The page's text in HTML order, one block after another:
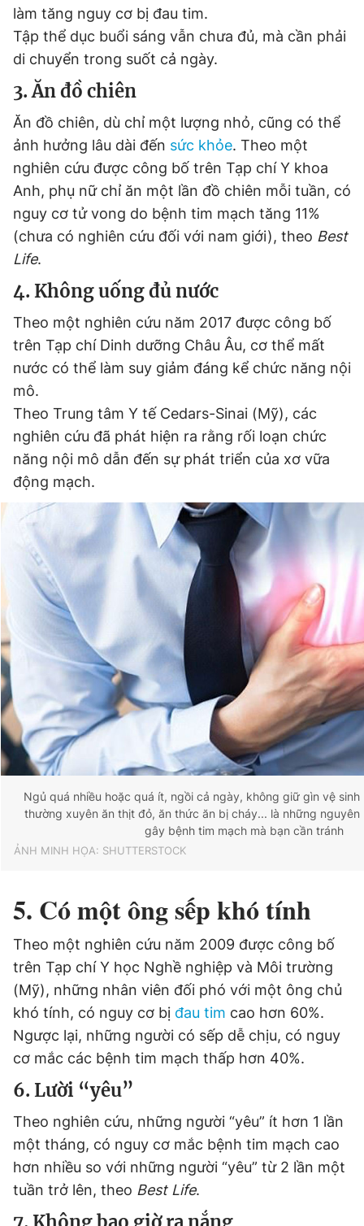
Đặt báo Quảng cáo RSS Tòa soạn Chính sách bảo
Tổng biên tập: Nguyễn Ngọc Toàn
Phó tổng biên tập thường trực: Hải Thành
Phó tổng biên tập: Lâm Hiếu Dũng
Tổng thư ký tòa soạn: Đức Trung
Giấy phép xuất bản số 110/GP - BTTTT cấp ngày 24.3.2020
© 2003-2026 Bản quyền thuộc về Báo Thanh Niên. Cấm sao
chép dưới mọi hình thức nếu không có sự chấp thuận bằng văn
bản. Phát triển bởi ePi Technologies, JSC.
làm tăng nguy cơ bị đau tim.
Tập thể dục buổi sáng vẫn chưa đủ, mà cần phải
di chuyển trong suốt cả ngày.
3. Ăn đồ chiên
Ăn đồ chiên, dù chỉ một lượng nhỏ, cũng có thể
ảnh hưởng lâu dài đến sức khỏe. Theo một
nghiên cứu được công bố trên Tạp chí Y khoa
Anh, phụ nữ chỉ ăn một lần đồ chiên mỗi tuần, có
nguy cơ tử vong do bệnh tim mạch tăng 11%
(chưa có nghiên cứu đối với nam giới), theo Best
Life.
4. Không uống đủ nước
Theo một nghiên cứu năm 2017 được công bố
trên Tạp chí Dinh dưỡng Châu Âu, cơ thể mất
nước có thể làm suy giảm đáng kể chức năng nội
mô.
Theo Trung tâm Y tế Cedars-Sinai (Mỹ), các
nghiên cứu đã phát hiện ra rằng rối loạn chức
năng nội mô dẫn đến sự phát triển của xơ vữa
động mạch.
Ngủ quá nhiều hoặc quá ít, ngồi cả ngày, không giữ gìn vệ sinh
thường xuyên ăn thịt đỏ, ăn thức ăn bị cháy... là những
gây bệnh tim mạch mà bạn cần tránh
ẢNH MINH HỌA: SHUTTERSTOCK
5. Có một ông sếp khó tính
Theo một nghiên cứu năm 2009 được công bố
trên Tạp chí Y học Nghề nghiệp và Môi trường
(Mỹ), những nhân viên đối phó với một ông chủ
khó tính, có nguy cơ bị đau tim cao hơn 60%.
Ngược lại, những người có sếp dễ chịu, có nguy
cơ mắc các bệnh tim mạch thấp hơn 40%.
6. Lười “yêu”
Theo nghiên cứu, những người “yêu” ít hơn 1 lần
một tháng, có nguy cơ mắc bệnh tim mạch cao
hơn nhiều so với những người “yêu” từ 2 lần một
tuần trở lên, theo Best Life.